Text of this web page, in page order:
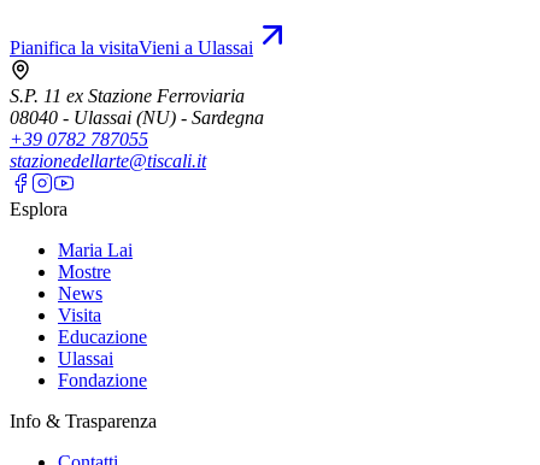
Pianifica la visitaVieni a Ulassai
S.P. 11 ex Stazione Ferroviaria
08040 - Ulassai (NU) - Sardegna
+39 0782 787055
stazionedellarte@tiscali.it
Esplora
Maria Lai
Mostre
News
Visita
Educazione
Ulassai
Fondazione
Info & Trasparenza